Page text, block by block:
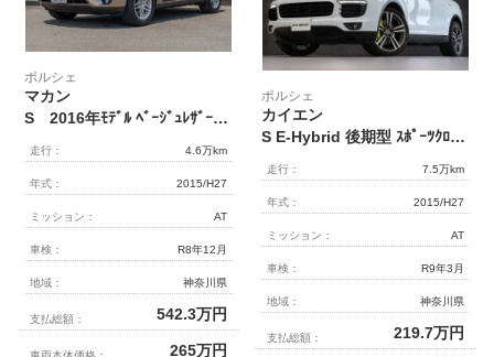
ポルシェ
マカン
S 2016年ﾓﾃﾞﾙ ﾍﾞｰｼﾞｭﾚｻﾞｰｼｰﾄ ｼｰﾄﾋｰﾀｰ ｸﾗﾘｵﾝﾅﾋﾞ ﾌﾙｾｸﾞTV PDLS ｸﾙｰｽﾞｺﾝﾄﾛｰﾙ TPM ﾏｶﾝS18ｲﾝﾁｱﾙﾐﾎｲｰﾙ ｶﾗｰｸﾚｽﾄｾﾝﾀｰｷｬｯﾌﾟ ｵｰﾄﾃｰﾙｹﾞｰﾄ ﾄﾉｶﾊﾞｰ 2年保証
走行： 4.6万km
年式： 2015/H27
ミッション： AT
車検： R8年12月
地域： 神奈川県
支払総額： 542.3万円
265万円
ポルシェ
カイエン
S E-Hybrid 後期型 ｽﾎﾟｰﾂｸﾛﾉPKG ﾊﾟﾉﾗﾏSR 右H正規D車 ﾍﾞｰｼﾞｭ革 ｼｰﾄﾋｰﾀｰ BOSEｻｳﾝﾄﾞ 純正ﾅﾋﾞ地ﾃﾞｼﾞ Bｶﾒﾗ＆PAS ACC ﾊﾞｲｷｾﾉﾝHL 14wayﾊﾟﾜｰｼｰﾄ 電動Rｹﾞｰﾄ ｴﾝﾄﾘｰD PASM ｿﾌﾄｸﾛｰｻﾞｰ 黄緑ｷｬﾘﾊﾟｰ 21ｲﾝﾁAW 禁煙
走行： 7.5万km
年式： 2015/H27
ミッション： AT
車検： R9年3月
地域： 神奈川県
支払総額： 219.7万円